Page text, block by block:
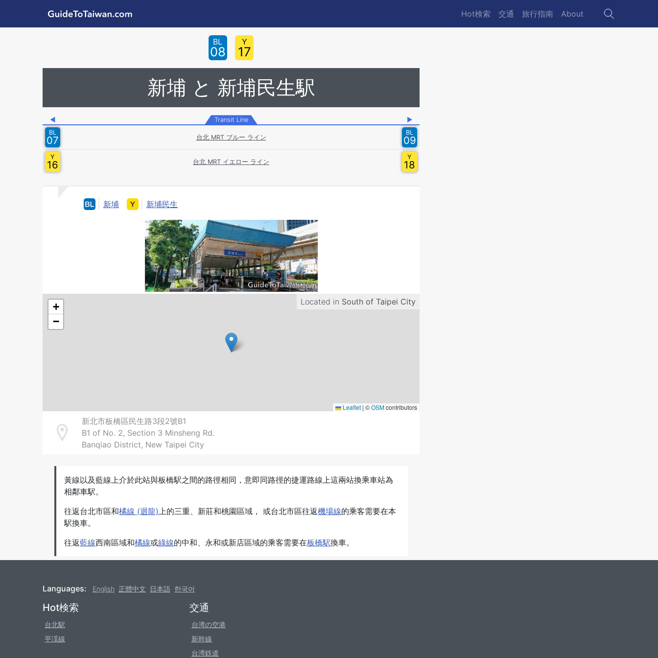
GuideToTaiwan.com
Main
Hot検索 交通 旅行指南 About
BL
08
Y
17
新埔 と 新埔民生駅
◀ Transit Line
▶
BL
07 台北 MRT ブルー ライン
BL
09
Y
16 台北 MRT イエロー ライン
Y
18
新埔 新埔民生
Located in South of Taipei City
+
−
Leaflet | ©OSMcontributors
Address
新北市板橋區民生路3段2號B1
B1 of No. 2, Section 3 Minsheng Rd.
Banqiao District, New Taipei City
黃線以及藍線上介於此站與板橋駅之間的路徑相同，意即同路徑的捷運路線上這兩站換乘車站為
相鄰車駅。
往返台北市區和橘線 (迴龍)上的三重、新莊和桃園區域， 或台北市區往返機場線的乘客需要在本
駅換車。
往返藍線西南區域和橘線或綠線的中和、永和或新店區域的乘客需要在板橋駅換車。
Languages: English 正體中文 日本語 한국어
Footer
Hot検索
台北駅
平渓線
交通
台湾の空港
新幹線
台湾鉄道